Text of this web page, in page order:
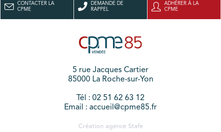
CONTACTER LA
CPME
DEMANDE DE
RAPPEL
ADHÉRER À LA
CPME
5 rue Jacques Cartier
85000 La Roche-sur-Yon
Tél : 02 51 62 63 12
Email : accueil@cpme85.fr
Création agence Stafe